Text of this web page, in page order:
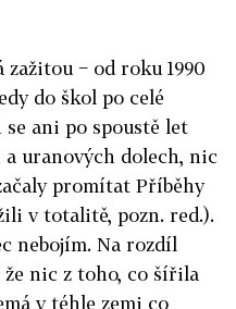
− od roku 1990
do škol po celé
ani po spoustě let
a uranových dolech, nic
promítat Příběhy
v totalitě, pozn. red.).
nebojím. Na rozdíl
nic z toho, co šířila
v téhle zemi co